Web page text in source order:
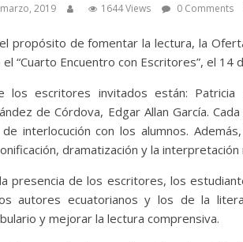
2019 1644 Views 0 Comments
propósito de fomentar la lectura, la
el “Cuarto Encuentro con Escritores”, el 14
los escritores invitados están: Patricia
de Córdova, Edgar Allan García.
interlocución con los alumnos.
dramatización y la interpretación
presencia de los escritores, los
autores ecuatorianos y los de la
y mejorar la lectura comprensiva.